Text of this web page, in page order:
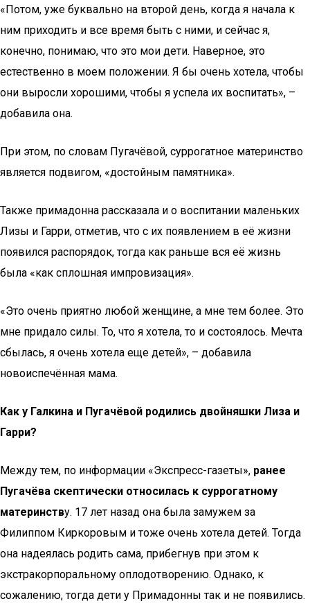
«Потом, уже буквально на второй день, когда я начала к
ним приходить и все время быть с ними, и сейчас я,
конечно, понимаю, что это мои дети. Наверное, это
естественно в моем положении. Я бы очень хотела, чтобы
они выросли хорошими, чтобы я успела их воспитать», –
добавила она.
При этом, по словам Пугачёвой, суррогатное материнство
является подвигом, «достойным памятника».
Также примадонна рассказала и о воспитании маленьких
Лизы и Гарри, отметив, что с их появлением в её жизни
появился распорядок, тогда как раньше вся её жизнь
была «как сплошная импровизация».
«Это очень приятно любой женщине, а мне тем более. Это
мне придало силы. То, что я хотела, то и состоялось. Мечта
сбылась, я очень хотела еще детей», – добавила
новоиспечённая мама.
Как у Галкина и Пугачёвой родились двойняшки Лиза и
Гарри?
Между тем, по информации «Экспресс-газеты», ранее
Пугачёва скептически относилась к суррогатному
материнству. 17 лет назад она была замужем за
Филиппом Киркоровым и тоже очень хотела детей. Тогда
она надеялась родить сама, прибегнув при этом к
экстракорпоральному оплодотворению. Однако, к
сожалению, тогда дети у Примадонны так и не появились.